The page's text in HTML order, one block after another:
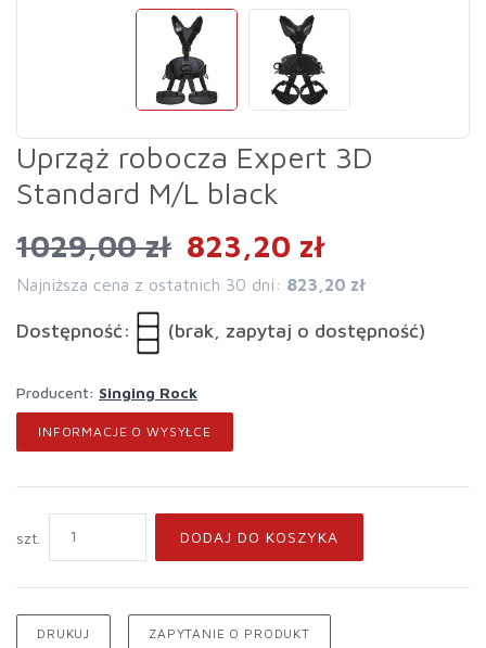
Uprząż robocza Expert 3D
Standard M/L black
1029,00 zł 823,20 zł
Najniższa cena z ostatnich 30 dni: 823,20 zł
Dostępność: (brak, zapytaj o dostępność)
Producent: Singing Rock
INFORMACJE O WYSYŁCE
szt. DODAJ DO KOSZYKA
DRUKUJ ZAPYTANIE O PRODUKT